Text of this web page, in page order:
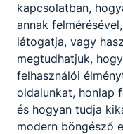
E-mail:
info@petzeltj.hu
OM
azonosító:
203065/012
kapcsolatban,
annak
látogatja, vagy
megtudhatjuk,
felhasználói
oldalunkat, honlap
és hogyan tudja
modern böngésző